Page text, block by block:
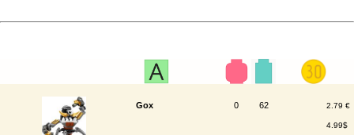
Gox 0 62 2.79 €
4.99$